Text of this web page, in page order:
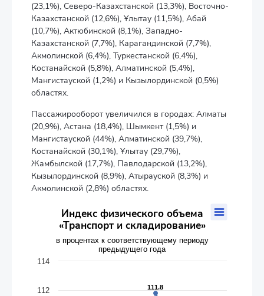
(23,1%), Северо-Казахстанской (13,3%), Восточно-
Казахстанской (12,6%), Ұлытау (11,5%), Абай
(10,7%), Актюбинской (8,1%), Западно-
Казахстанской (7,7%), Карагандинской (7,7%),
Акмолинской (6,4%), Туркестанской (6,4%),
Костанайской (5,8%), Алматинской (5,4%),
Мангистауской (1,2%) и Кызылординской (0,5%)
областях.
Пассажирооборот увеличился в городах: Алматы
(20,9%), Астана (18,4%), Шымкент (1,5%) и
Мангистауской (44%), Алматинской (39,7%),
Костанайской (30,1%), Ұлытау (29,7%),
Жамбылской (17,7%), Павлодарской (13,2%),
Кызылординской (8,9%), Атырауской (8,3%) и
Акмолинской (2,8%) областях.
Индекс физического объема «Транспорт и складирование»
Line chart with 13 data points.
в процентах к соответствующему периоду предыдущего
The chart has 1 X axis displaying categories.
The chart has 1 Y axis displaying values. Data ranges from
Индекс физического объема
«Транспорт и складирование»
в процентах к соответствующему периоду
предыдущего года
111.8
111.8
112
114